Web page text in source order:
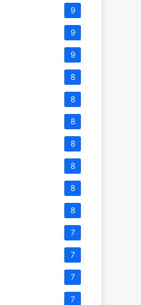
9
9
9
8
8
8
8
8
8
8
7
7
7
7